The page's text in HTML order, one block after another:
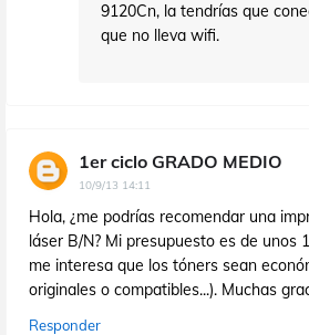
9120Cn, la tendrías que
que no lleva wifi.
1er ciclo GRADO MEDIO
10/9/13 14:11
Hola, ¿me podrías recomendar una
láser B/N? Mi presupuesto es de unos
me interesa que los tóners sean
originales o compatibles...). Muchas
Responder